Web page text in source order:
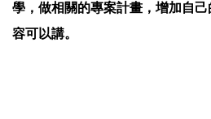
學，做相關的專案計畫，增加自
容可以講。